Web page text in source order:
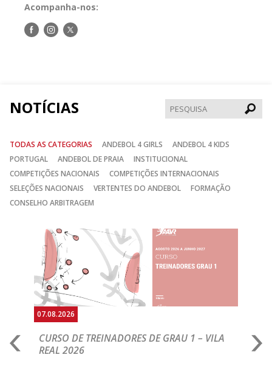
Acompanha-nos:
Siga-Siga-Siga-
NOTÍCIAS
TODAS AS CATEGORIAS ANDEBOL 4 GIRLS
ANDEBOL 4 KIDS
PORTUGAL
ANDEBOL DE PRAIA
INSTITUCIONAL
COMPETIÇÕES NACIONAIS
COMPETIÇÕES INTERNACIONAIS
SELEÇÕES NACIONAIS
VERTENTES DO ANDEBOL
FORMAÇÃO
CONSELHO ARBITRAGEM
07.08.2026
CURSO DE TREINADORES DE GRAU 1 – VILA
REAL 2026
Anterior